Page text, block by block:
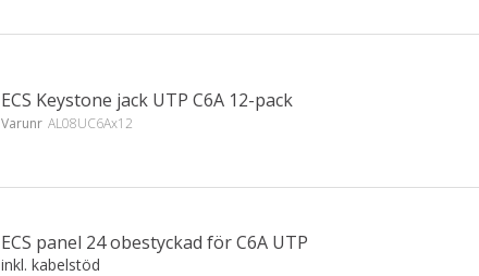
ECS Keystone jack UTP C6A 12-pack
Varunr AL08UC6Ax12
ECS panel 24 obestyckad för C6A UTP
inkl. kabelstöd